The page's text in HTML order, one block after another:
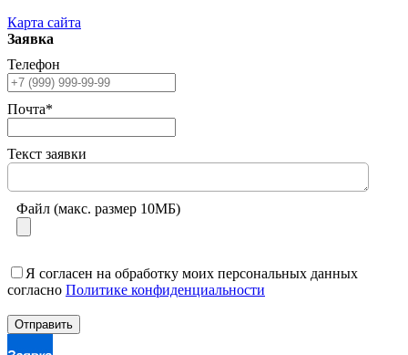
Карта сайта
Заявка
Телефон
Почта*
Текст заявки
Файл (макс. размер 10МБ)
Я согласен на обработку моих персональных данных
согласно Политике конфиденциальности